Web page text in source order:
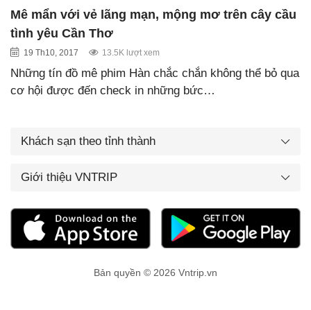
Mê mẩn với vẻ lãng mạn, mộng mơ trên cây cầu
tình yêu Cần Thơ
19 Th10, 2017 13.5K lượt xem
Những tín đồ mê phim Hàn chắc chắn không thể bỏ qua
cơ hội được đến check in những bức…
Khách sạn theo tỉnh thành
Giới thiệu VNTRIP
Bản quyền © 2026 Vntrip.vn